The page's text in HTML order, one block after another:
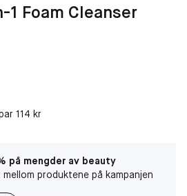
Foam Cleanser
114 kr
på mengder av beauty
produktene på kampanjen